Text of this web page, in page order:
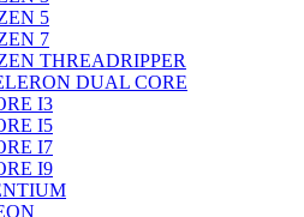
5
7
THREADRIPPER
DUAL CORE
I3
I5
I7
I9